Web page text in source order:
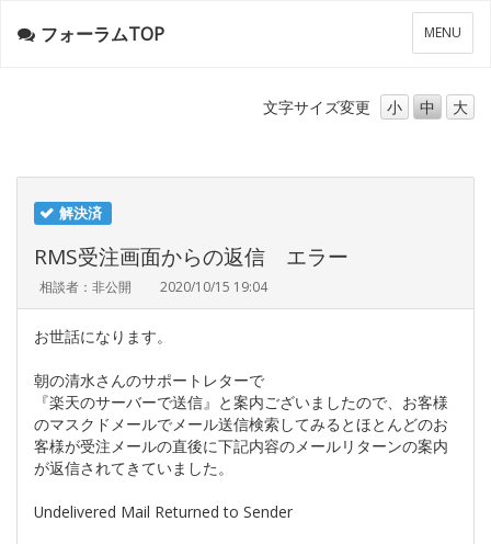
メ
ニ
ー
MENU
フォーラムTOP
文字サイズ変更 小 中 大
解決済
RMS受注画面からの返信 エラー
相談者：非公開 2020/10/15 19:04
お世話になります。
朝の清水さんのサポートレターで
『楽天のサーバーで送信』と案内ございましたので、お客様
のマスクドメールでメール送信検索してみるとほとんどのお
客様が受注メールの直後に下記内容のメールリターンの案内
が返信されてきていました。
Undelivered Mail Returned to Sender